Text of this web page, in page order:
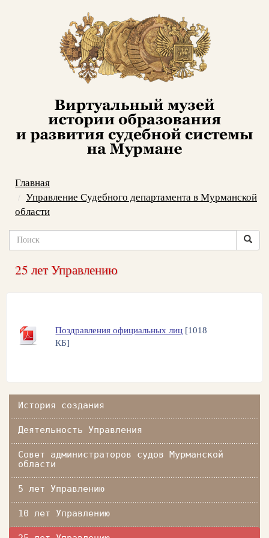
Главная
Управление Судебного департамента в Мурманской
области
25 лет Управлению
Поздравления официальных лиц [1018
КБ]
История создания
Деятельность Управления
Совет администраторов судов Мурманской
области
5 лет Управлению
10 лет Управлению